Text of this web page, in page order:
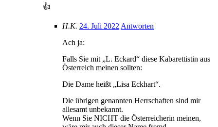
👍
H.K. 24. Juli 2022 Antworten
Ach ja:
Falls Sie mit „L. Eckard“ diese Kabarettistin aus
Österreich meinen sollten:
Die Dame heißt „Lisa Eckhart“.
Die übrigen genannten Herrschaften sind mir
allesamt unbekannt.
Wenn Sie NICHT die Österreicherin meinen,